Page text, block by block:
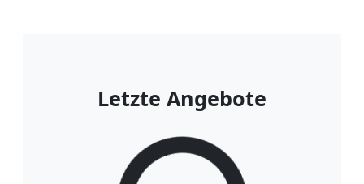
Letzte Angebote